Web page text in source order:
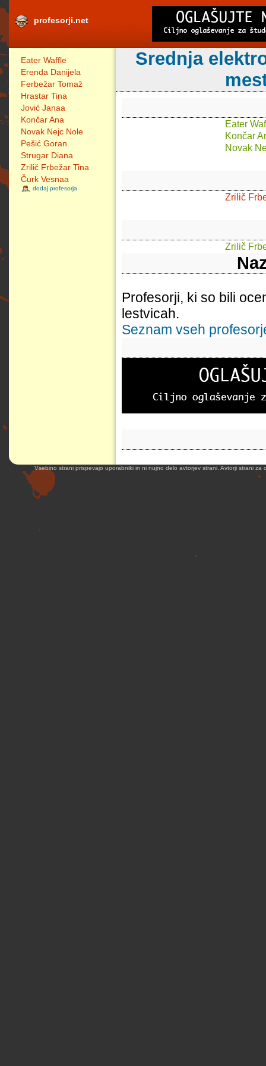
profesorji.net
Eater Waffle
Erenda Danijela
Ferbežar Tomaž
Hrastar Tina
Jović Janaa
Končar Ana
Novak Nejc Nole
Pešić Goran
Strugar Diana
Zrilič Frbežar Tina
Čurk Vesnaa
dodaj profesorja
Srednja
Eater
Končar
Novak
Zrilič
Zrilič
Profesorji, ki so bili
lestvicah.
Seznam vseh
Vsebino strani prispevajo uporabniki in ni nujno delo avtorjev strani. Avtorji strani